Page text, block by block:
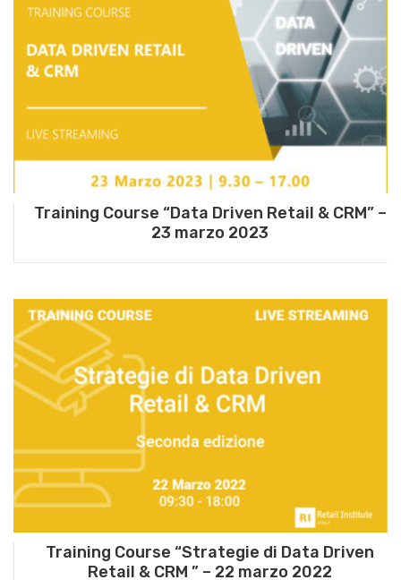
Training Course “Data Driven Retail & CRM” –
23 marzo 2023
Training Course “Strategie di Data Driven
Retail & CRM ” – 22 marzo 2022